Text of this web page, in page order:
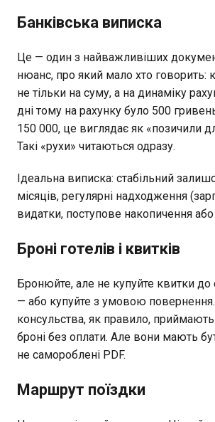
Банківська виписка
Це — один з найважливіших
нюанс, про який мало хто говорить:
не тільки на суму, а на динаміку
дні тому на рахунку було 500
150 000, це виглядає як «позичили
Такі «рухи» читаються одразу.
Ідеальна виписка: стабільний
місяців, регулярні надходження
видатки, поступове накопичення або
Броні готелів і квитків
Бронюйте, але не купуйте квитки до
— або купуйте з умовою
консульства, як правило,
броні без оплати. Але вони мають
не самороблені PDF.
Маршрут поїздки